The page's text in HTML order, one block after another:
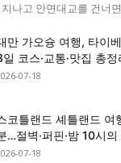
나고 안면대교를 건너
만 가오슝 여행, 타이
일 코스·교통·맛집 총정
07-18
코틀랜드 셰틀랜드
…절벽·퍼핀·밤 10시의
07-18